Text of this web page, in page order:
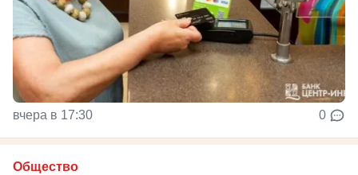
вчера в 17:30 0
Общество